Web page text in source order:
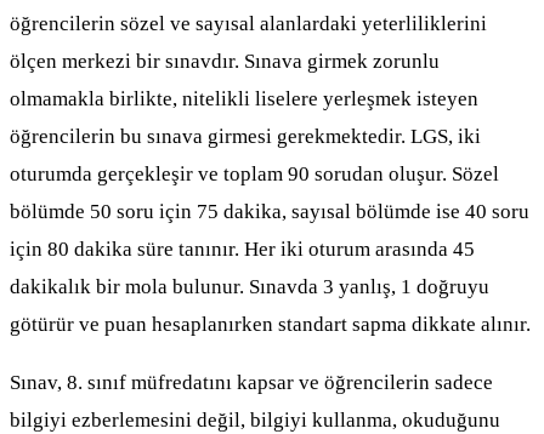
öğrencilerin sözel ve sayısal alanlardaki yeterliliklerini
ölçen merkezi bir sınavdır. Sınava girmek zorunlu
olmamakla birlikte, nitelikli liselere yerleşmek isteyen
öğrencilerin bu sınava girmesi gerekmektedir. LGS, iki
oturumda gerçekleşir ve toplam 90 sorudan oluşur. Sözel
bölümde 50 soru için 75 dakika, sayısal bölümde ise 40 soru
için 80 dakika süre tanınır. Her iki oturum arasında 45
dakikalık bir mola bulunur. Sınavda 3 yanlış, 1 doğruyu
götürür ve puan hesaplanırken standart sapma dikkate alınır.
Sınav, 8. sınıf müfredatını kapsar ve öğrencilerin sadece
bilgiyi ezberlemesini değil, bilgiyi kullanma, okuduğunu